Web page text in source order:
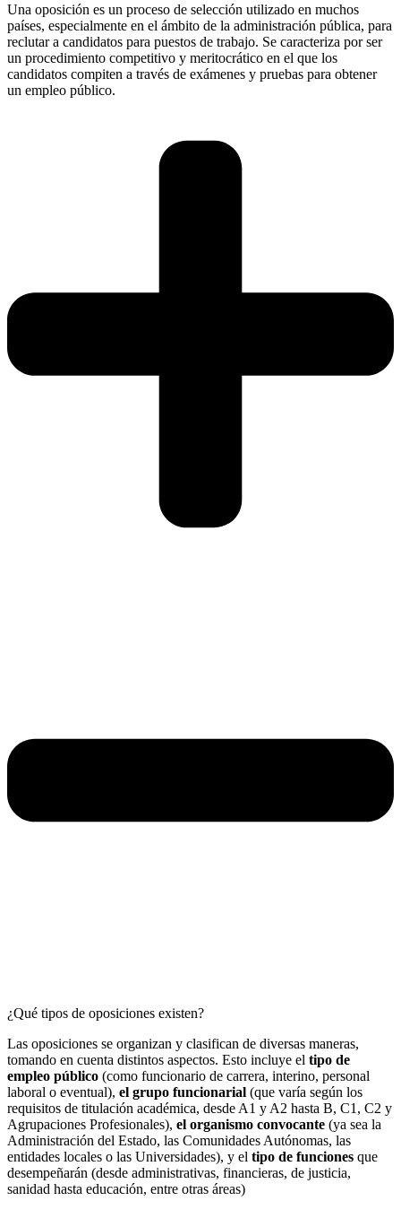
Una oposición es un proceso de selección utilizado en muchos
países, especialmente en el ámbito de la administración pública, para
reclutar a candidatos para puestos de trabajo. Se caracteriza por ser
un procedimiento competitivo y meritocrático en el que los
candidatos compiten a través de exámenes y pruebas para obtener
un empleo público.
¿Qué tipos de oposiciones existen?
Las oposiciones se organizan y clasifican de diversas maneras,
tomando en cuenta distintos aspectos. Esto incluye el tipo de
empleo público (como funcionario de carrera, interino, personal
laboral o eventual), el grupo funcionarial (que varía según los
requisitos de titulación académica, desde A1 y A2 hasta B, C1, C2 y
Agrupaciones Profesionales), el organismo convocante (ya sea la
Administración del Estado, las Comunidades Autónomas, las
entidades locales o las Universidades), y el tipo de funciones que
desempeñarán (desde administrativas, financieras, de justicia,
sanidad hasta educación, entre otras áreas)